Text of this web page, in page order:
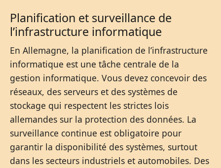
Planification et surveillance de
l’infrastructure informatique
En Allemagne, la planification de l’infrastructure
informatique est une tâche centrale de la
gestion informatique. Vous devez concevoir des
réseaux, des serveurs et des systèmes de
stockage qui respectent les strictes lois
allemandes sur la protection des données. La
surveillance continue est obligatoire pour
garantir la disponibilité des systèmes, surtout
dans les secteurs industriels et automobiles. Des